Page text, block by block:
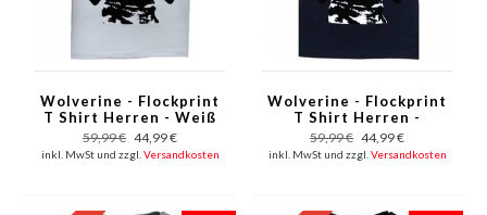
Wolverine - Flockprint
T Shirt Herren - Weiß
59,99 € 44,99 €
inkl. MwSt und zzgl. Versandkosten
Wolverine - Flockprint
T Shirt Herren -
Marine Blau
59,99 € 44,99 €
inkl. MwSt und zzgl. Versandkosten